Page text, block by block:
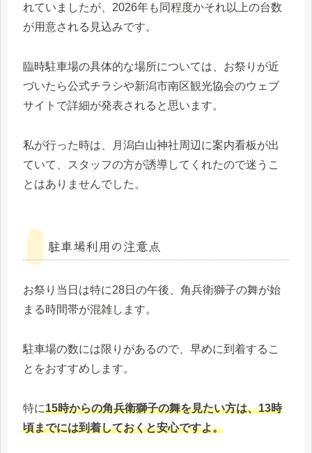
れていましたが、2026年も同程度かそれ以上の台数
が用意される見込みです。
臨時駐車場の具体的な場所については、お祭りが近
づいたら公式チラシや新潟市南区観光協会のウェブ
サイトで詳細が発表されると思います。
私が行った時は、月潟白山神社周辺に案内看板が出
ていて、スタッフの方が誘導してくれたので迷うこ
とはありませんでした。
駐車場利用の注意点
お祭り当日は特に28日の午後、角兵衛獅子の舞が始
まる時間帯が混雑します。
駐車場の数には限りがあるので、早めに到着するこ
とをおすすめします。
特に15時からの角兵衛獅子の舞を見たい方は、13時
頃までには到着しておくと安心ですよ。